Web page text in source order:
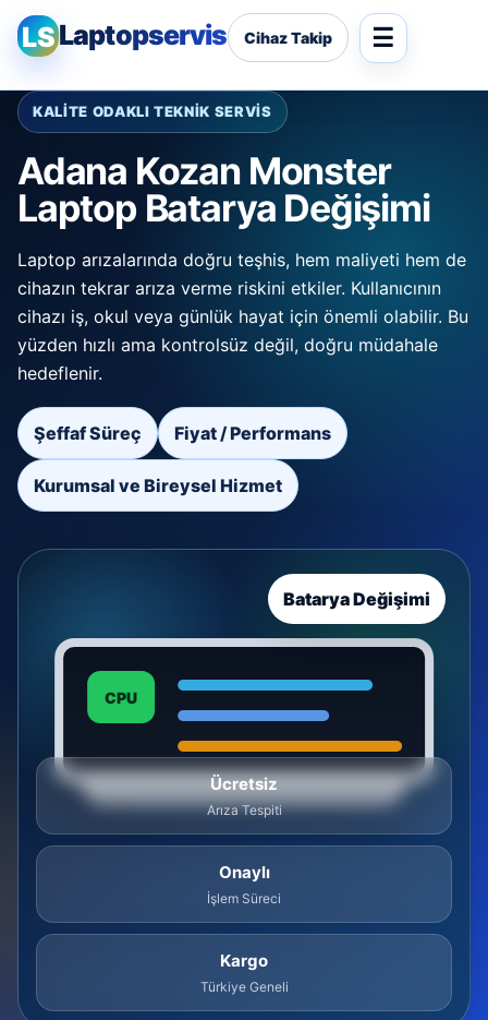
LSLaptopservis Cihaz Takip
KALİTE ODAKLI TEKNİK SERVİS
Adana Kozan Monster
Laptop Batarya Değişimi
Laptop arızalarında doğru teşhis, hem maliyeti hem de
cihazın tekrar arıza verme riskini etkiler. Kullanıcının
cihazı iş, okul veya günlük hayat için önemli olabilir. Bu
yüzden hızlı ama kontrolsüz değil, doğru müdahale
hedeflenir.
Şeffaf Süreç Fiyat / Performans
Kurumsal ve Bireysel Hizmet
CPU
Batarya Değişimi
Ücretsiz
Arıza Tespiti
Onaylı
İşlem Süreci
Kargo
Türkiye Geneli